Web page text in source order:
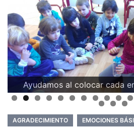
Ayudamos al colocar cada
AGRADECIMIENTO EMOCIONES